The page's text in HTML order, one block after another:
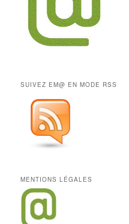
SUIVEZ EM@ EN MODE RSS
MENTIONS LÉGALES